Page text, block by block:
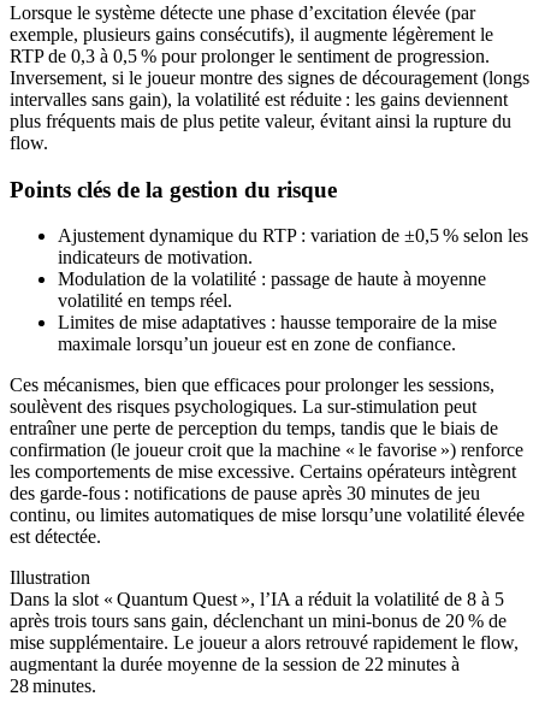
Lorsque le système détecte une phase d’excitation élevée (par
exemple, plusieurs gains consécutifs), il augmente légèrement le
RTP de 0,3 à 0,5 % pour prolonger le sentiment de progression.
Inversement, si le joueur montre des signes de découragement (longs
intervalles sans gain), la volatilité est réduite : les gains deviennent
plus fréquents mais de plus petite valeur, évitant ainsi la rupture du
flow.
Points clés de la gestion du risque
Ajustement dynamique du RTP : variation de ±0,5 % selon les
indicateurs de motivation.
Modulation de la volatilité : passage de haute à moyenne
volatilité en temps réel.
Limites de mise adaptatives : hausse temporaire de la mise
maximale lorsqu’un joueur est en zone de confiance.
Ces mécanismes, bien que efficaces pour prolonger les sessions,
soulèvent des risques psychologiques. La sur‑stimulation peut
entraîner une perte de perception du temps, tandis que le biais de
confirmation (le joueur croit que la machine « le favorise ») renforce
les comportements de mise excessive. Certains opérateurs intègrent
des garde‑fous : notifications de pause après 30 minutes de jeu
continu, ou limites automatiques de mise lorsqu’une volatilité élevée
est détectée.
Illustration
Dans la slot « Quantum Quest », l’IA a réduit la volatilité de 8 à 5
après trois tours sans gain, déclenchant un mini‑bonus de 20 % de
mise supplémentaire. Le joueur a alors retrouvé rapidement le flow,
augmentant la durée moyenne de la session de 22 minutes à
28 minutes.